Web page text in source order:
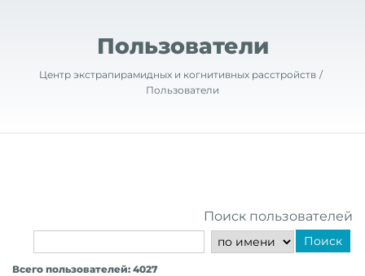
Пользователи
Центр экстрапирамидных и когнитивных расстройств
Пользователи
Поиск пользователей
Поиск
Всего пользователей: 4027